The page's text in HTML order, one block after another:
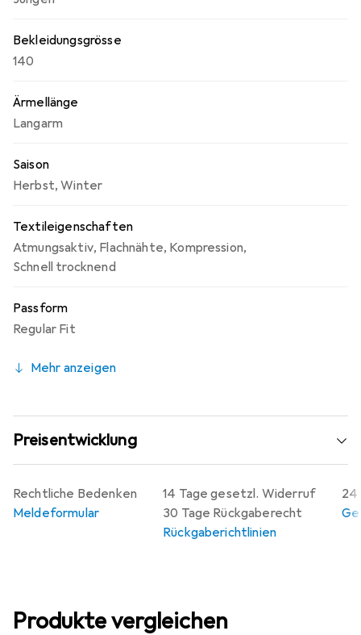
Bekleidungsgrösse
140
Ärmellänge
Langarm
Saison
Herbst,Winter
Textileigenschaften
Atmungsaktiv, Flachnähte, Kompression,
Schnell trocknend
Passform
Regular Fit
Mehr anzeigen
Preisentwicklung
14 Tage gesetzl. Widerruf
30 Tage Rückgaberecht
Rückgaberichtlinien
24
Rechtliche Bedenken
Meldeformular
Produkte vergleichen